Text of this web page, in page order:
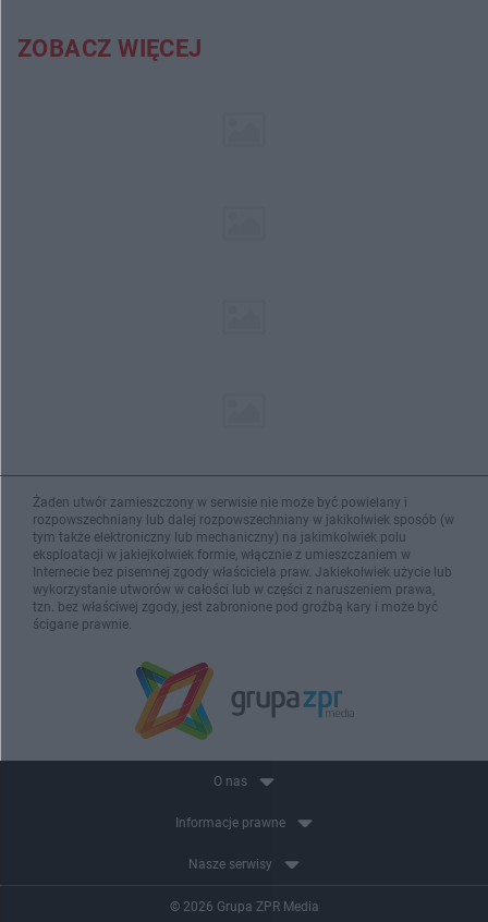
ZOBACZ WIĘCEJ
Żaden utwór zamieszczony w serwisie nie może być powielany i
rozpowszechniany lub dalej rozpowszechniany w jakikolwiek sposób (w
tym także elektroniczny lub mechaniczny) na jakimkolwiek polu
eksploatacji w jakiejkolwiek formie, włącznie z umieszczaniem w
Internecie bez pisemnej zgody właściciela praw. Jakiekolwiek użycie lub
wykorzystanie utworów w całości lub w części z naruszeniem prawa,
tzn. bez właściwej zgody, jest zabronione pod groźbą kary i może być
ścigane prawnie.
O nas
Informacje prawne
Nasze serwisy
© 2026 Grupa ZPR Media